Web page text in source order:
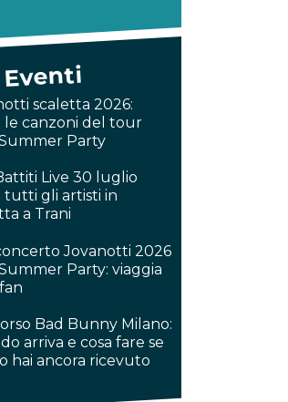
scaletta 2026:
canzoni del tour
Party
Live 30 luglio
tutti gli artisti in
a Trani
Jovanotti 2026
Party: viaggia
Bad Bunny Milano:
arriva e cosa fare se
hai ancora ricevuto